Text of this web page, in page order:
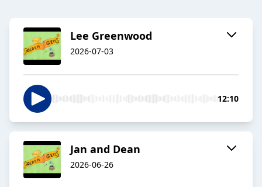
Lee Greenwood
2026-07-03
12:10
Jan and Dean
2026-06-26